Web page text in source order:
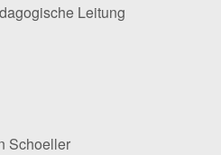
Leitung
Schoeller